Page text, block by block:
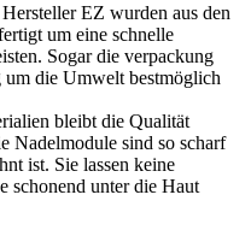
EZ wurden aus den
um eine schnelle
Sogar die verpackung
um die Umwelt bestmöglich
bleibt die Qualität
Nadelmodule sind so scharf
ist. Sie lassen keine
schonend unter die Haut